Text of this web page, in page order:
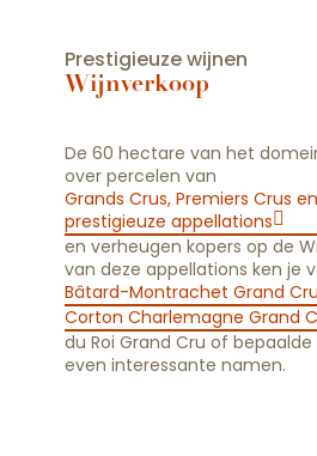
Prestigieuze wijnen
Wijnverkoop
De 60 hectare van het
over percelen van
Grands Crus, Premiers Crus
prestigieuze appellations
en verheugen kopers op de
van deze appellations ken je
Bâtard-Montrachet Grand Cru
Corton Charlemagne Grand
du Roi Grand Cru of
even interessante namen.